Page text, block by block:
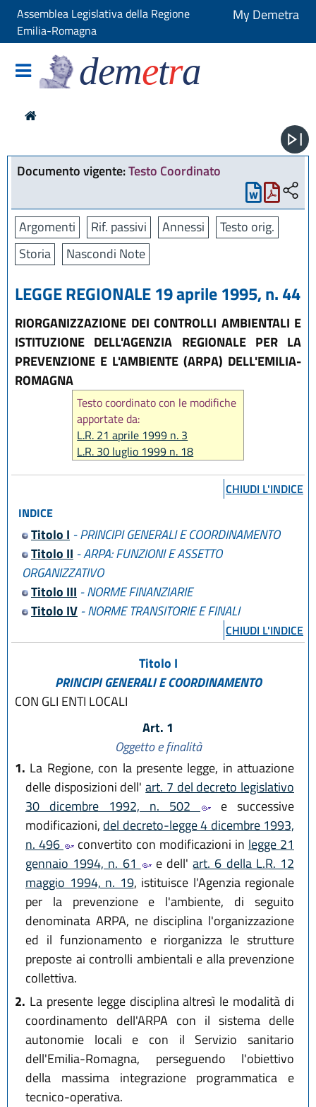
Assemblea Legislativa della Regione
Emilia-Romagna
My Demetra
demetra
Documento vigente:Testo Coordinato
Argomenti Rif. passivi Annessi
Testo orig.
Storia
Nascondi Note
LEGGE REGIONALE 19 aprile 1995, n. 44
RIORGANIZZAZIONE DEI CONTROLLI AMBIENTALI E
ISTITUZIONE DELL'AGENZIA REGIONALE PER LA
PREVENZIONE E L'AMBIENTE (ARPA) DELL'EMILIA-
ROMAGNA
Testo coordinato con le modifiche
apportate da:
L.R. 21 aprile 1999 n. 3
L.R. 30 luglio 1999 n. 18
L.R. 30 luglio 2015 n. 13
L.R. 30 maggio 2016 n. 9
L.R. 27 dicembre 2017 n. 25
L.R. 29 dicembre 2025, n. 11
L.R. 28 luglio 2026, n. 9
CHIUDI L'INDICE
INDICE
Titolo I - PRINCIPI GENERALI E COORDINAMENTO
Titolo II - ARPA: FUNZIONI E ASSETTO
ORGANIZZATIVO
Titolo III - NORME FINANZIARIE
Titolo IV- NORME TRANSITORIE E FINALI
CHIUDI L'INDICE
Titolo I
PRINCIPI GENERALI E COORDINAMENTO
CON GLI ENTI LOCALI
Art. 1
Oggetto e finalità
1. La Regione, con la presente legge, in attuazione
delle disposizioni dell'art. 7 del decreto legislativo
30 dicembre 1992, n. 502
e successive
modificazioni, del decreto-legge 4 dicembre 1993,
n. 496
convertito con modificazioni in legge 21
gennaio 1994, n. 61
e dell'art. 6 della L.R. 12
maggio 1994, n. 19, istituisce l'Agenzia regionale
per la prevenzione e l'ambiente, di seguito
denominata ARPA, ne disciplina l'organizzazione
ed il funzionamento e riorganizza le strutture
preposte ai controlli ambientali e alla prevenzione
collettiva.
2. La presente legge disciplina altresì le modalità di
coordinamento dell'ARPA con il sistema delle
autonomie locali e con il Servizio sanitario
dell'Emilia-Romagna, perseguendo l'obiettivo
della massima integrazione programmatica e
tecnico-operativa.